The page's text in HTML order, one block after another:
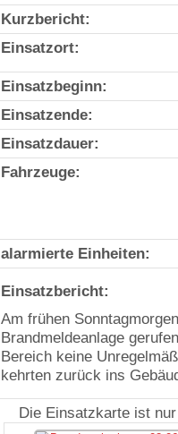
Kurzbericht:
Einsatzort:
Einsatzbeginn:
Einsatzende:
Einsatzdauer:
Fahrzeuge:
alarmierte Einheiten:
Einsatzbericht:
Am frühen
Brandmeldeanlage
Bereich keine
kehrten zurück ins
Die Einsatzkarte ist